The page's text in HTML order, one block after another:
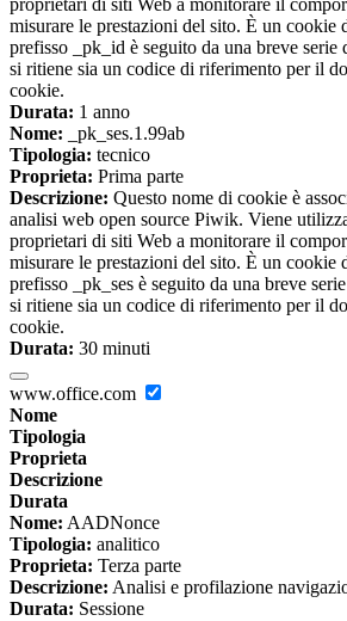
proprietari di siti Web a monitorare il
misurare le prestazioni del sito. È un cookie
prefisso _pk_id è seguito da una breve serie
si ritiene sia un codice di riferimento per il
cookie.
Durata: 1 anno
Nome: _pk_ses.1.99ab
Tipologia: tecnico
Proprieta: Prima parte
Descrizione: Questo nome di cookie è
analisi web open source Piwik. Viene
proprietari di siti Web a monitorare il
misurare le prestazioni del sito. È un cookie
prefisso _pk_ses è seguito da una breve
si ritiene sia un codice di riferimento per il
cookie.
Durata: 30 minuti
www.office.com
Nome
Tipologia
Proprieta
Descrizione
Durata
Nome: AADNonce
Tipologia: analitico
Proprieta: Terza parte
Descrizione: Analisi e profilazione
Durata: Sessione